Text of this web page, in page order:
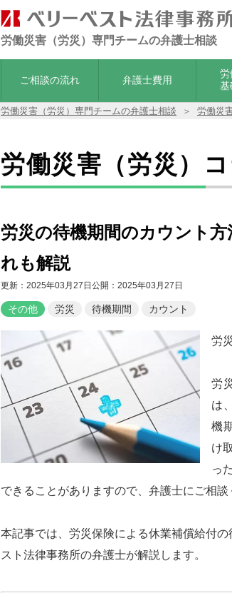
労働災害（労災）専門チームの弁護士相談
ご相談の流れ 弁護士費用
労
基
労働災害（労災）専門チームの弁護士相談 労働災
労働災害（労災）
労災の待機期間のカウント
れも解説
更新：2025年03月27日 公開：2025年03月27日
その他 労災 待機期間 カウント
労
労
は
機
け
っ
できることがありますので、弁護士にご相談
本記事では、労災保険による休業補償給付
スト法律事務所の弁護士が解説します。